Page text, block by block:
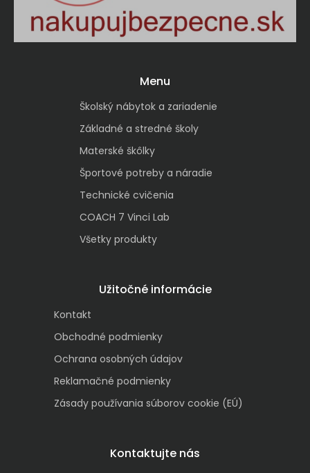
Menu
Školský nábytok a zariadenie
Základné a stredné školy
Materské škôlky
Športové potreby a náradie
Technické cvičenia
COACH 7 Vinci Lab
Všetky produkty
Užitočné informácie
Kontakt
Obchodné podmienky
Ochrana osobných údajov
Reklamačné podmienky
Zásady používania súborov cookie (EÚ)
Kontaktujte nás